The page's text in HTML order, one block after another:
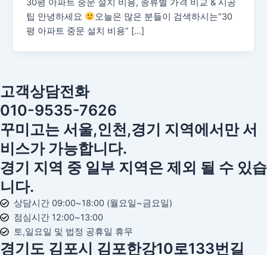
30평 아파트 중문 설치 비용, 종류별 가격 비교 & 시공
팁 안녕하세요
오늘은 많은 분들이 검색하시는“30
평 아파트 중문 설치 비용” […]
고객상담전화
010-9535-7626
꾸미고는 서울,인천,경기 지역에서만 서
비스가 가능합니다.
경기 지역 중 일부 지역은 제외 될 수 있습
니다.
상담시간 09:00~18:00 (월요일~금요일)
점심시간 12:00~13:00
토,일요일 및 법정 공휴일 휴무
경기도 김포시 김포한강10로133번길